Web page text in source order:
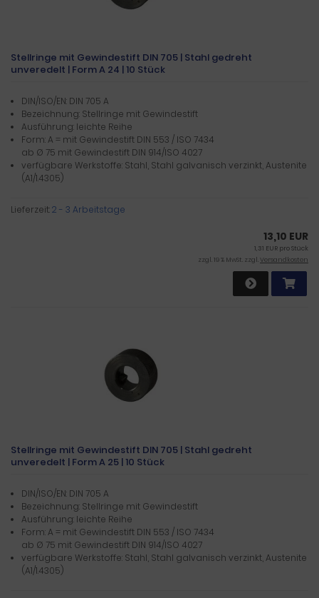
Stellringe mit Gewindestift DIN 705 | Stahl gedreht
unveredelt | Form A 24 | 10 Stück
DIN/ISO/EN: DIN 705 A
Bezeichnung: Stellringe mit Gewindestift
Ausführung: leichte Reihe
Form: A = mit Gewindestift DIN 553 / ISO 7434
ab Ø 75 mit Gewindestift DIN 914/ISO 4027
verfügbare Werkstoffe: Stahl, Stahl galvanisch verzinkt, Austenite
(A1/1.4305)
Lieferzeit:2 - 3 Arbeitstage
13,10 EUR
1,31 EUR pro Stück
zzgl. 19 % MwSt. zzgl.Versandkosten
Stellringe mit Gewindestift DIN 705 | Stahl gedreht
unveredelt | Form A 25 | 10 Stück
DIN/ISO/EN: DIN 705 A
Bezeichnung: Stellringe mit Gewindestift
Ausführung: leichte Reihe
Form: A = mit Gewindestift DIN 553 / ISO 7434
ab Ø 75 mit Gewindestift DIN 914/ISO 4027
verfügbare Werkstoffe: Stahl, Stahl galvanisch verzinkt, Austenite
(A1/1.4305)